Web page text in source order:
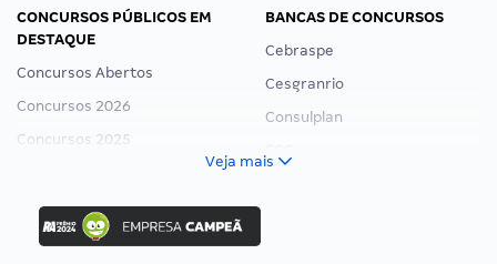
CONCURSOS PÚBLICOS EM
DESTAQUE
Concursos Abertos
Concursos 2026
Concursos 2025
Concurso Ibama
Concurso MPU
BANCAS DE CONCURSOS
Cebraspe
Cesgranrio
Consulplan
Veja mais